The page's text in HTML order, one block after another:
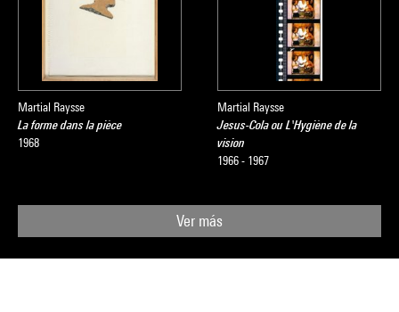
Martial Raysse
La forme dans la pièce
1968
Martial Raysse
Jesus-Cola ou L'Hygiène de la
vision
1966 - 1967
Ver más